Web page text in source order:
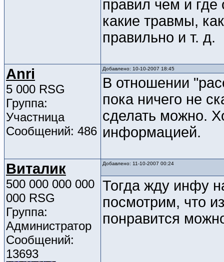
правил чем и
какие травмы,
правильно и т. д.
Anri
5 000 RSG
Группа:
Участница
Сообщений: 486
Добавлено: 10-10-2007 18:45
В отношении
пока ничего не
сделать можно.
информацией.
Виталик
500 000 000 000
000 RSG
Группа:
Администратор
Сообщений:
13693
Добавлено: 11-10-2007 00:24
Тогда жду инфу
посмотрим, что
понравится